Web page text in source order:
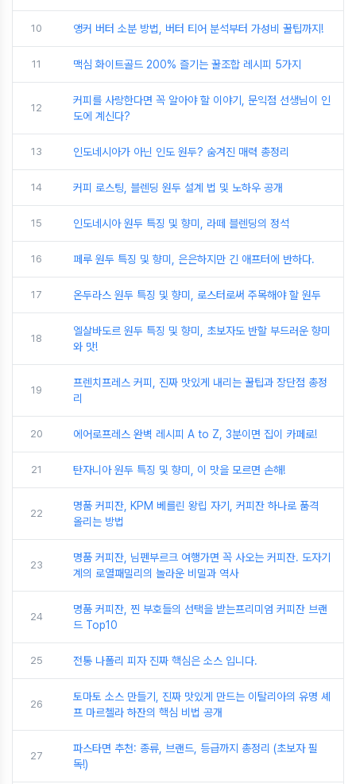
10 앵커 버터 소분 방법, 버터 티어 분석부터 가성비 꿀팁까지!
11 맥심 화이트골드 200% 즐기는 꿀조합 레시피 5가지
12
커피를 사랑한다면 꼭 알아야 할 이야기, 문익점 선생님이 인
도에 계신다?
13 인도네시아가 아닌 인도 원두? 숨겨진 매력 총정리
14 커피 로스팅, 블렌딩 원두 설계 법 및 노하우 공개
15 인도네시아 원두 특징 및 향미, 라떼 블렌딩의 정석
16 페루 원두 특징 및 향미, 은은하지만 긴 애프터에 반하다.
17 온두라스 원두 특징 및 향미, 로스터로써 주목해야 할 원두
18
엘살바도르 원두 특징 및 향미, 초보자도 반할 부드러운 향미
와 맛!
19
프렌치프레스 커피, 진짜 맛있게 내리는 꿀팁과 장단점 총정
리
20 에어로프레스 완벽 레시피 A to Z, 3분이면 집이 카페로!
21 탄자니아 원두 특징 및 향미, 이 맛을 모르면 손해!
22
명품 커피잔, KPM 베를린 왕립 자기, 커피잔 하나로 품격
올리는 방법
23
명품 커피잔, 님펜부르크 여행가면 꼭 사오는 커피잔. 도자기
계의 로열패밀리의 놀라운 비밀과 역사
24
명품 커피잔, 찐 부호들의 선택을 받는프리미엄 커피잔 브랜
드 Top10
25 전통 나폴리 피자 진짜 핵심은 소스 입니다.
26
토마토 소스 만들기, 진짜 맛있게 만드는 이탈리아의 유명 셰
프 마르첼라 하잔의 핵심 비법 공개
27
파스타면 추천: 종류, 브랜드, 등급까지 총정리 (초보자 필
독!)